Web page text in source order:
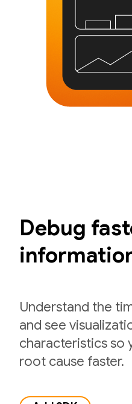
Debug
Understand the
and see
characteristics so
root cause faster.